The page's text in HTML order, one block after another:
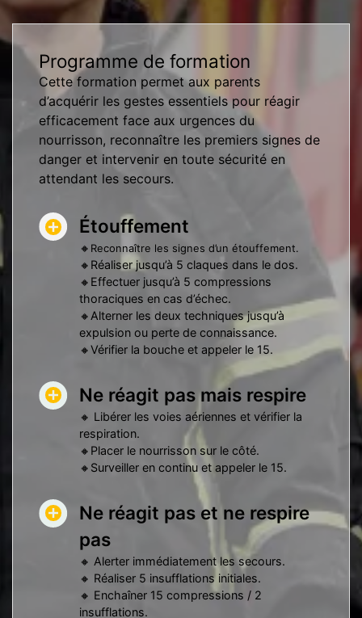
Programme de formation
Cette formation permet aux parents
d’acquérir les gestes essentiels pour réagir
efficacement face aux urgences du
nourrisson, reconnaître les premiers signes de
danger et intervenir en toute sécurité en
attendant les secours.
Étouffement
🔸 Reconnaître les signes d’un étouffement.
🔸Réaliser jusqu’à 5 claques dans le dos.
🔸Effectuer jusqu’à 5 compressions
thoraciques en cas d’échec.
🔸Alterner les deux techniques jusqu’à
expulsion ou perte de connaissance.
🔸Vérifier la bouche et appeler le 15.
Ne réagit pas mais respire
🔸 Libérer les voies aériennes et vérifier la
respiration.
🔸Placer le nourrisson sur le côté.
🔸Surveiller en continu et appeler le 15.
Ne réagit pas et ne respire
pas
🔸 Alerter immédiatement les secours.
🔸 Réaliser 5 insufflations initiales.
🔸 Enchaîner 15 compressions / 2
insufflations.